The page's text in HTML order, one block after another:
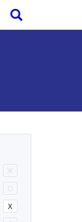
Ж
О
Х